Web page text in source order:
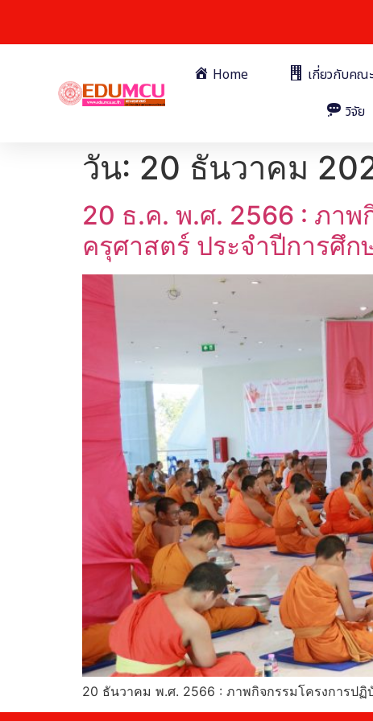
Home เกี่ยวกับคณะ
วิจัย
วัน: 20 ธันวาคม
20 ธ.ค. พ.ศ. 2566 : ภา
ครุศาสตร์ ประจำปีการศึก
20 ธันวาคม พ.ศ. 2566 : ภาพกิจกรรมโครงการป